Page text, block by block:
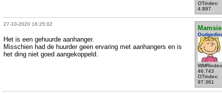
OTindex:
4.897
27-10-2020 16:25:02
Mamsie
46.743
OTindex:
97.361
Het is een gehuurde aanhanger.
Misschien had de huurder geen ervaring met aanhangers en is
het ding niet goed aangekoppeld.